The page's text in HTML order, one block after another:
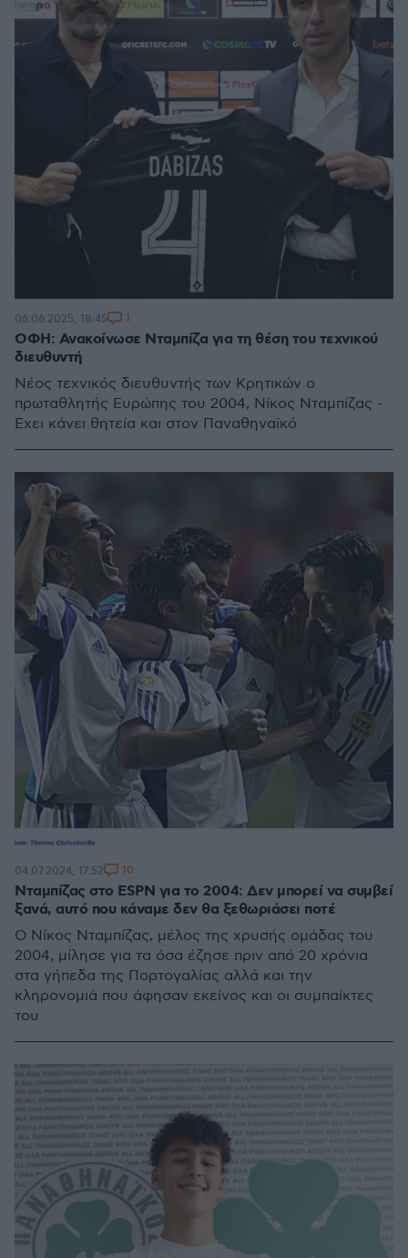
ΟΦΗ: Ανακοίνωσε Νταμπίζα για τη θέση του τεχνικού
διευθυντή
Νέος τεχνικός διευθυντής των Κρητικών ο
πρωταθλητής Ευρώπης του 2004, Νίκος Νταμπίζας -
Έχει κάνει θητεία και στον Παναθηναϊκό
06.06.2025, 18:45 1
Νταμπίζας στο ESPN για το 2004: Δεν μπορεί να συμβεί
ξανά, αυτό που κάναμε δεν θα ξεθωριάσει ποτέ
Ο Νίκος Νταμπίζας, μέλος της χρυσής ομάδας του
2004, μίλησε για τα όσα έζησε πριν από 20 χρόνια
στα γήπεδα της Πορτογαλίας αλλά και την
κληρονομιά που άφησαν εκείνος και οι συμπαίκτες
του
04.07.2024, 17:52 10